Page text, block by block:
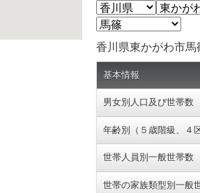
香川県東かがわ市馬
基本情報
男女別人口及び世帯数
年齢別（５歳階級、４
世帯人員別一般世帯数
世帯の家族類型別一般